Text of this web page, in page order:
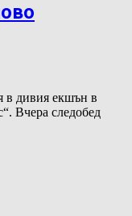
в дивия екшън в
Вчера следобед